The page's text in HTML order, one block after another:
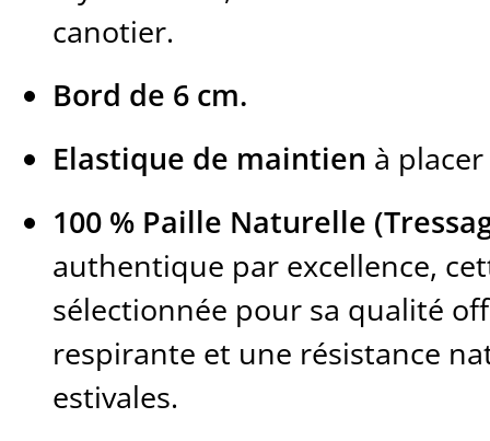
canotier.
Bord de 6 cm.
Elastique de maintien à
100 % Paille Naturelle
authentique par excellence,
sélectionnée pour sa qualité
respirante et une résistance
estivales.